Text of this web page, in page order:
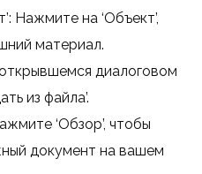
Нажмите на ‘Объект’,
материал.
диалоговом
из файла’.
‘Обзор’, чтобы
документ на вашем